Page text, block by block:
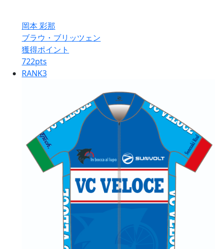
岡本 彩那
ブラウ・ブリッツェン
獲得ポイント
722pts
RANK3